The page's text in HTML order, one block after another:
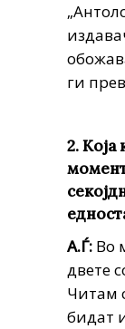
ги
2. Која
А.Ѓ: Во
двете
Читам
бидат